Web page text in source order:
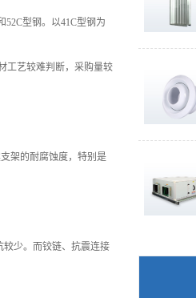
52C型钢。以41C型钢为
工艺较难判断，采购量较
架的耐腐蚀度，特别是
少。而铰链、抗震连接